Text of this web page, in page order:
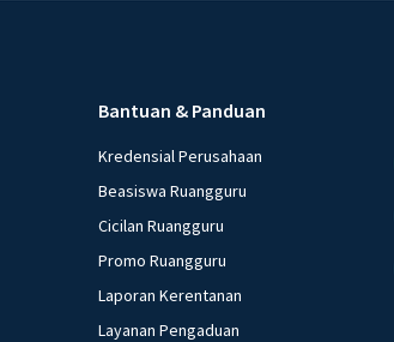
Bantuan & Panduan
Kredensial Perusahaan
Beasiswa Ruangguru
Cicilan Ruangguru
Promo Ruangguru
Laporan Kerentanan
Layanan Pengaduan